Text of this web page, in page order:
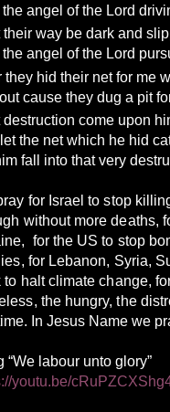
angel of the Lord
their way be dark and
angel of the Lord
they hid their net for me
cause they dug a pit
destruction come upon
let the net which he hid
fall into that very
for Israel to stop
without more deaths,
for the US to stop
for Lebanon, Syria,
to halt climate change,
the hungry, the
In Jesus Name we
“We labour unto glory”
youtu.be/